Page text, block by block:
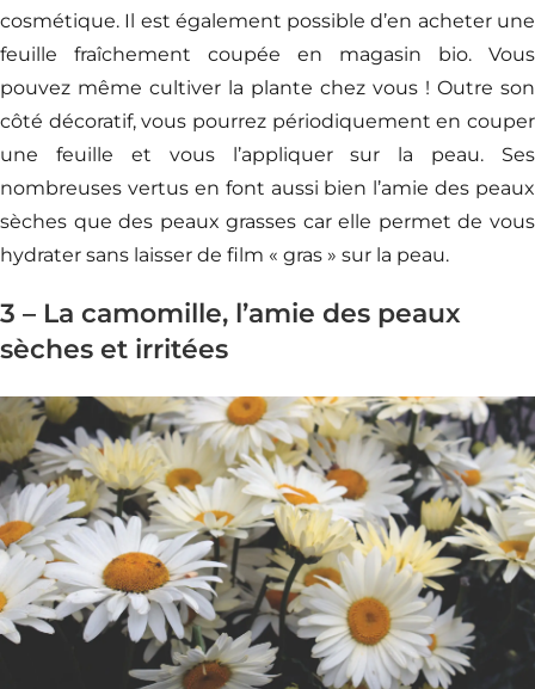
cosmétique. Il est également possible d’en acheter une
feuille fraîchement coupée en magasin bio. Vous
pouvez même cultiver la plante chez vous ! Outre son
côté décoratif, vous pourrez périodiquement en couper
une feuille et vous l’appliquer sur la peau. Ses
nombreuses vertus en font aussi bien l’amie des peaux
sèches que des peaux grasses car elle permet de vous
hydrater sans laisser de film « gras » sur la peau.
3 – La camomille, l’amie des peaux
sèches et irritées